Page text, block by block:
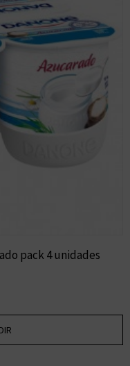
pack 4 unidades